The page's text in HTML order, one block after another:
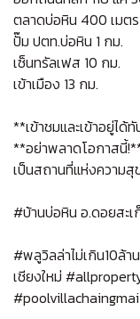
ตลาดบ่อหิน 400 เมตร
ปั๊ม ปตท.บ่อหิน 1 กม.
เซ็นทรัลเฟส 10 กม.
เข้าเมือง 13 กม.
**เข้าชมและเข้าอยู่ไ
**อย่าพลาดโอกาสนี้
เป็นสถานที่แห่งความ
#บ้านบ่อหิน อ.ดอยสะเ
#พลูวิลล่าไม่เกิน10ล้
เชียงใหม่